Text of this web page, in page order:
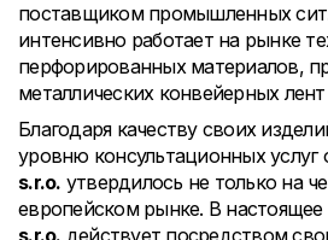
поставщиком промышленных
интенсивно работает на рынке
перфорированных материалов,
металлических конвейерных
Благодаря качеству своих
уровню консультационных услуг
s.r.o. утвердилось не только на
европейском рынке. В
s.r.o. действует посредством